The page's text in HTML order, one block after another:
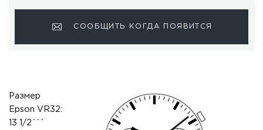
СООБЩИТЬ КОГДА ПОЯВИТСЯ
Размер
Epson VR32:
13 1/2´´´